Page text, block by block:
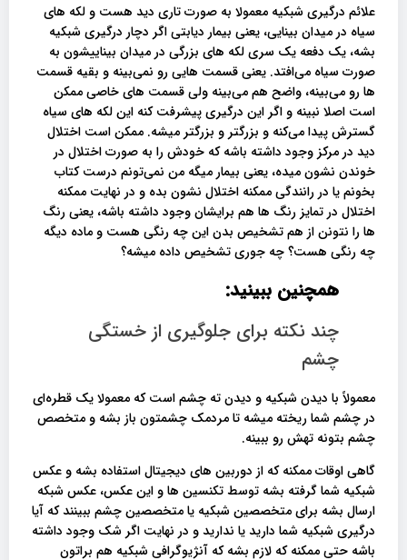
علائم درگیری شبکیه معمولا به صورت تاری دید هست و لکه های
سیاه در میدان بینایی، یعنی بیمار دیابتی اگر دچار درگیری شبکیه
بشه، یک دفعه یک سری لکه های بزرگی در میدان بیناییشون به
صورت سیاه می‌افتد. یعنی قسمت هایی رو نمی‌بینه و بقیه قسمت
ها رو می‌بینه، واضح هم می‌بینه ولی قسمت های خاصی ممکن
است اصلا نبینه و اگر این درگیری پیشرفت کنه این لکه های سیاه
گسترش پیدا می‌کنه و بزرگتر و بزرگتر میشه. ممکن است اختلال
دید در مرکز وجود داشته باشه که خودش را به صورت اختلال در
خوندن نشون میده، یعنی بیمار میگه من نمی‌تونم درست کتاب
بخونم یا در رانندگی ممکنه اختلال نشون بده و در نهایت ممکنه
اختلال در تمایز رنگ‌ ها هم برایشان وجود داشته باشه، یعنی رنگ
ها را نتونن از هم تشخیص بدن این چه رنگی هست و ماده دیگه
چه رنگی هست؟ چه جوری تشخیص داده میشه؟
همچنین ببینید:
چند نکته برای جلوگیری از خستگی
چشم
معمولاً با دیدن شبکیه و دیدن ته چشم است که معمولا یک قطره‌ای
در چشم شما ریخته میشه تا مردمک چشمتون باز بشه و متخصص
چشم بتونه تهش رو ببینه.
گاهی اوقات ممکنه که از دوربین‌ های دیجیتال استفاده بشه و عکس
شبکیه شما گرفته بشه توسط تکنسین ها و این عکس، عکس شبکه
ارسال بشه برای متخصصین شبکیه یا متخصصین چشم ببینند که آیا
درگیری شبکیه شما دارید یا ندارید و در نهایت اگر شک وجود داشته
باشه حتی ممکنه که لازم بشه که آنژیوگرافی شبکیه هم براتون